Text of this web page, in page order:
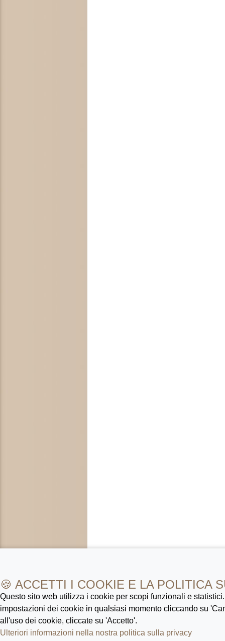
🍪 ACCETTI I COOKIE E LA POLITICA
Questo sito web utilizza i cookie per scopi funzionali e
impostazioni dei cookie in qualsiasi momento cliccando su
all'uso dei cookie, cliccate su 'Accetto'.
Ulteriori informazioni nella nostra politica sulla privacy